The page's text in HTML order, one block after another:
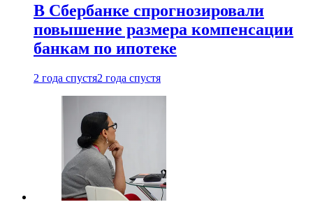
В Сбербанке спрогнозировали
повышение размера компенсации
банкам по ипотеке
2 года спустя2 года спустя